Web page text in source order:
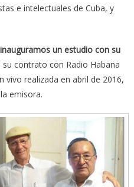
e intelectuales de Cuba, y
un estudio con su
contrato con Radio Habana
vivo realizada en abril de 2016,
emisora.